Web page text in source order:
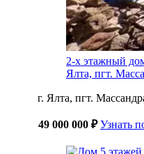
2-х этажный
Ялта, пгт.
г. Ялта, пгт.
49 000 000 ₽ Узнать